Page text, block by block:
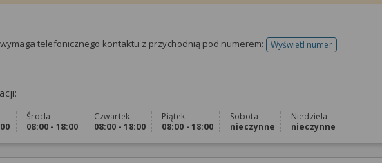
telefonicznego kontaktu z przychodnią pod numerem: Wyświetl numertelefonu do rejestracji
Środa
08:00 - 18:00
Czwartek
08:00 - 18:00
Piątek
08:00 - 18:00
Sobota
nieczynne
Niedziela
nieczynne